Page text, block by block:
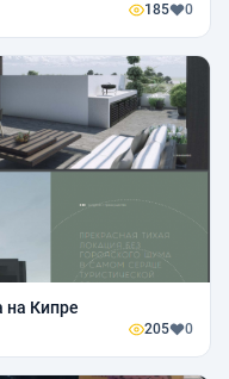
185 0
на Кипре
205 0